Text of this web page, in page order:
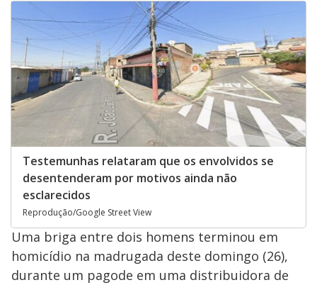
Testemunhas relataram que os envolvidos se
desentenderam por motivos ainda não
esclarecidos
Reprodução/Google Street View
Uma briga entre dois homens terminou em
homicídio na madrugada deste domingo (26),
durante um pagode em uma distribuidora de